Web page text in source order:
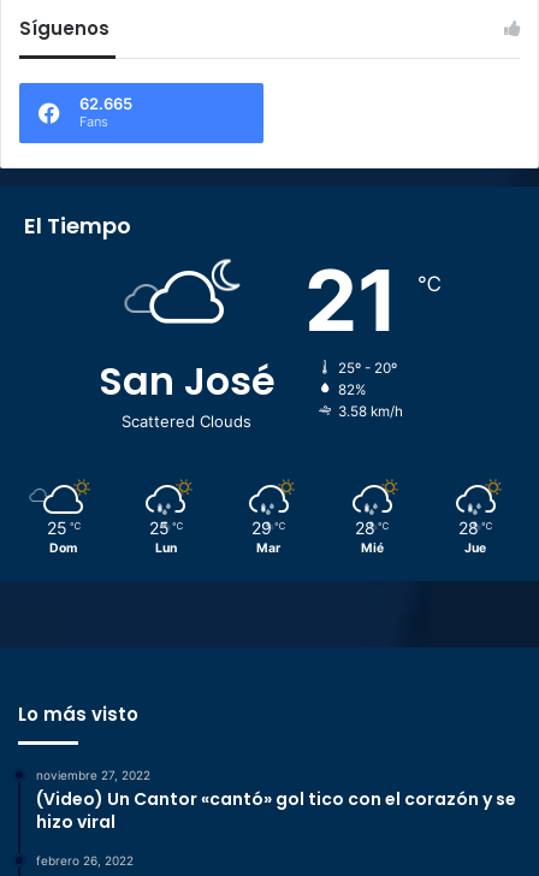
Síguenos
62.665
Fans
El Tiempo
San José
Scattered Clouds
21 ℃
25º - 20º
82%
3.58 km/h
25 ℃
Dom
25 ℃
Lun
29 ℃
Mar
28 ℃
Mié
28 ℃
Jue
Lo más visto
noviembre 27, 2022
(Video) Un Cantor «cantó» gol tico con el corazón y se
hizo viral
febrero 26, 2022